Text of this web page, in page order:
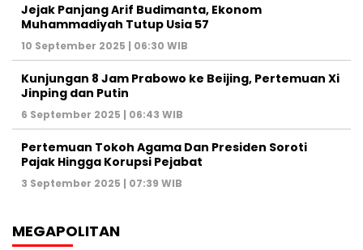
Jejak Panjang Arif Budimanta, Ekonom
Muhammadiyah Tutup Usia 57
10 September 2025 | 06:30 WIB
Kunjungan 8 Jam Prabowo ke Beijing, Pertemuan Xi
Jinping dan Putin
6 September 2025 | 06:43 WIB
Pertemuan Tokoh Agama Dan Presiden Soroti
Pajak Hingga Korupsi Pejabat
3 September 2025 | 07:39 WIB
MEGAPOLITAN